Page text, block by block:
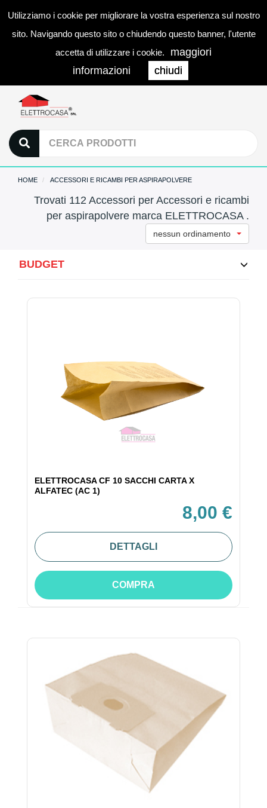
Utilizziamo i cookie per migliorare la vostra esperienza sul nostro
sito. Navigando questo sito o chiudendo questo banner, l'utente
accetta di utilizzare i cookie.
maggiori
informazioni
chiudi
0
HOME ACCESSORI E RICAMBI PER ASPIRAPOLVERE
Trovati 112 Accessori per Accessori e ricambi
per aspirapolvere marca ELETTROCASA .
nessun ordinamento
BUDGET
ELETTROCASA CF 10 SACCHI CARTA X
ALFATEC (AC 1)
8,00 €
DETTAGLI
COMPRA